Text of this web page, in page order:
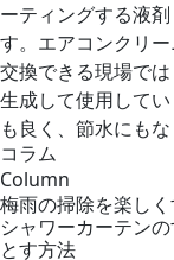
ーティングする液
す。エアコンクリ
交換できる現場で
生成して使用して
も良く、節水にもな
コラム
Column
梅雨の掃除を楽し
シャワーカーテン
とす方法